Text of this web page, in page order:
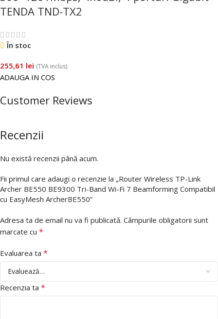
TENDA TND-TX2
În stoc
255,61 lei (TVA inclus)
ADAUGA IN COS
Customer Reviews
Recenzii
Nu există recenzii până acum.
Fii primul care adaugi o recenzie la „Router Wireless TP-Link
Archer BE550 BE9300 Tri-Band Wi-Fi 7 Beamforming Compatibil
cu EasyMesh ArcherBE550”
Adresa ta de email nu va fi publicată. Câmpurile obligatorii sunt
marcate cu *
Evaluarea ta *
Recenzia ta *